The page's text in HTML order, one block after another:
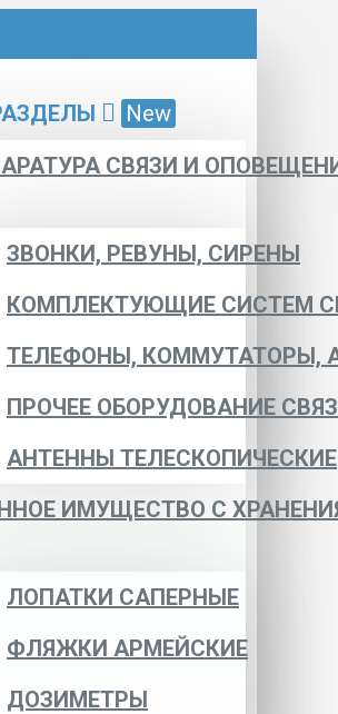
New
СВЯЗИ И
ЗВОНКИ, РЕВУНЫ, СИРЕНЫ
КОМПЛЕКТУЮЩИЕ СИСТЕМ
ТЕЛЕФОНЫ, КОММУТАТОРЫ,
ПРОЧЕЕ ОБОРУДОВАНИЕ
АНТЕННЫ ТЕЛЕСКОПИЧЕСКИЕ
ИМУЩЕСТВО С
ЛОПАТКИ САПЕРНЫЕ
ФЛЯЖКИ АРМЕЙСКИЕ
ДОЗИМЕТРЫ